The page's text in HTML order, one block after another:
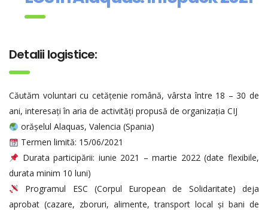
Detalii logistice:
Căutăm voluntari cu cetățenie română, vârsta între 18 – 30 de
ani, interesați în aria de activități propusă de organizația CIJ
orășelul Alaquas, Valencia (Spania)
Termen limită: 15/06/2021
Durata participării: iunie 2021 – martie 2022 (date flexibile,
durata minim 10 luni)
Programul ESC (Corpul European de Solidaritate) deja
aprobat (cazare, zboruri, alimente, transport local și bani de